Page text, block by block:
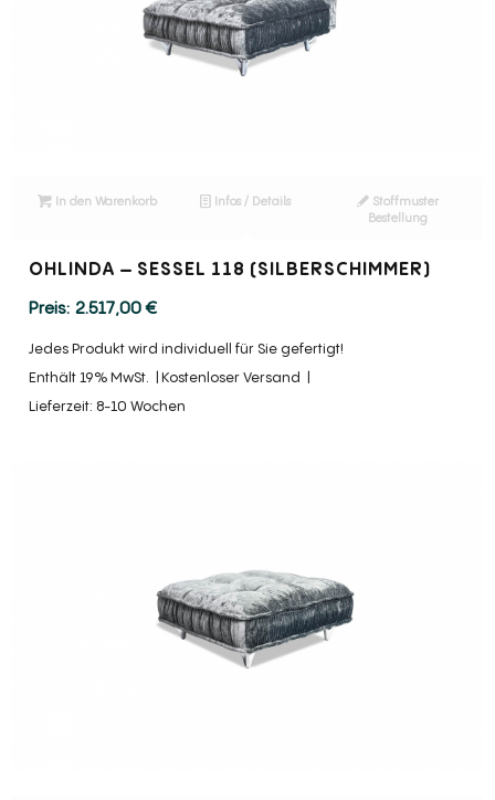
In den Warenkorb Infos / Details
Stoffmuster
Bestellung
OHLINDA – SESSEL 118 (SILBERSCHIMMER)
2.517,00€
Jedes Produkt wird individuell für Sie gefertigt!
Enthält 19% MwSt.
Kostenloser Versand
Lieferzeit: 8-10 Wochen